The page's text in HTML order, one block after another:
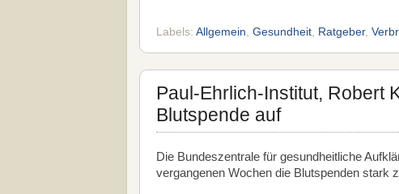
Labels: Allgemein Gesundheit Ratgeber,
Paul-Ehrlich-Institut, Robert
Blutspende auf
Die Bundeszentrale für gesundheitliche
vergangenen Wochen die Blutspenden stark